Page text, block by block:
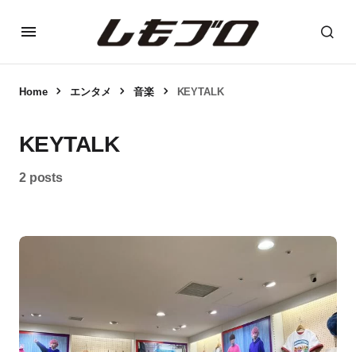
Home エンタメ 音楽 KEYTALK
KEYTALK
2 posts